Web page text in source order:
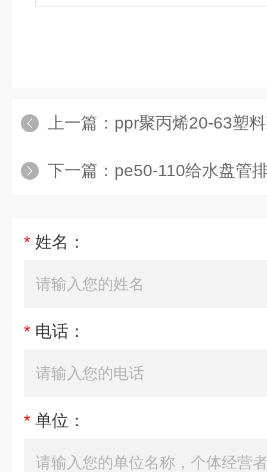
上一篇： ppr聚丙烯20-63塑料
下一篇： pe50-110给水盘管排污
* 姓名：
* 电话：
* 单位：